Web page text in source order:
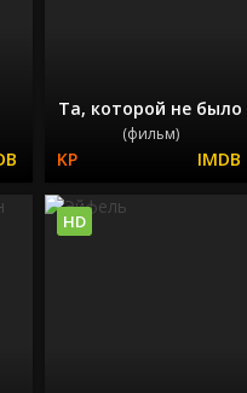
Та, которой не было
(фильм)
HD